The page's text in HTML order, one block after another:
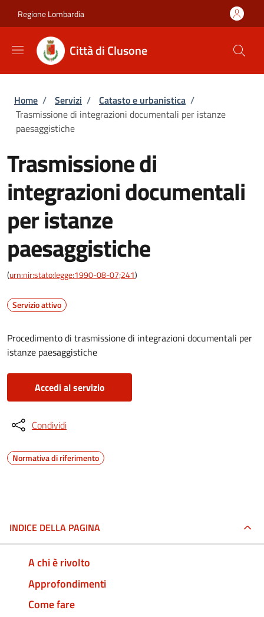
Regione Lombardia
Città di Clusone
Briciole di pane
Home / Servizi / Catasto e urbanistica /
Trasmissione di integrazioni documentali per istanze
paesaggistiche
Trasmissione di
integrazioni documentali
per istanze
paesaggistiche
(urn:nir:stato:legge:1990-08-07;241)
Servizio attivo
Procedimento di trasmissione di integrazioni documentali per
istanze paesaggistiche
Accedi al servizio
Condividi
Normativa di riferimento
INDICE DELLA PAGINA
A chi è rivolto
Approfondimenti
Come fare